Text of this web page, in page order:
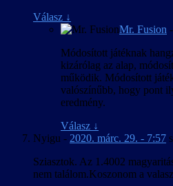
Válasz ↓
Mr. Fusion -
Módosított játéknak
kizárólag az alap,
működik. Módosított
valószínűbb, hogy pont
eredmény.
Válasz ↓
Nyigu - 2020. márc. 29. - 7:57
Sziasztok. Az 1.4002
nem találom.Koszonom a